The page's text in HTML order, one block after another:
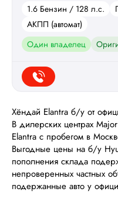
1.6 Бензин / 128 л.с.
АКПП (автомат)
Один владелец
Хёндай Elantra б/у от
В дилерских центрах
Elantra с пробегом в
Выгодные цены на б/у
пополнения склада
непроверенных частных
подержанные авто у